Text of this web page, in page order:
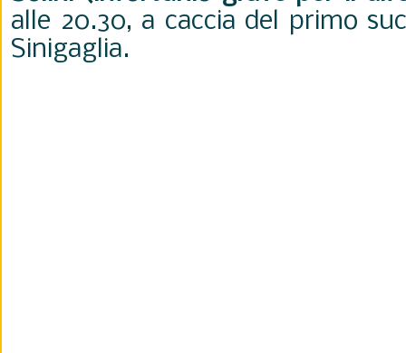
alle 20.30, a caccia del primo
Sinigaglia.